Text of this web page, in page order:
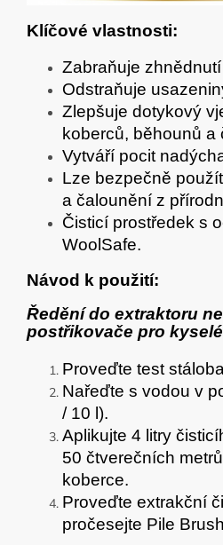
Klíčové vlastnosti:
Zabraňuje
Odstraňuje
Zlepšuje dotykový
koberců, běhounů a
Vytváří pocit
Lze bezpečně
a čalounění z
Čisticí prostředek s
WoolSafe.
Návod k použití:
Ředění do extraktoru
postřikovače pro
Proveďte test
Nařeďte s vodou v
/ 10 l).
Aplikujte 4 litry
50 čtverečních
koberce.
Proveďte extrakční
pročesejte Pile